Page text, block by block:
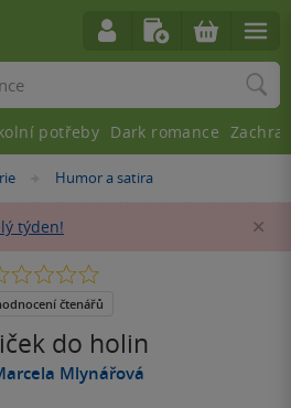
»Humor a satira
týden!
do holin
Mlynářová
čtenářů
potřeby Dark romance